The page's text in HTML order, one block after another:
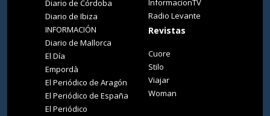
Diario de Córdoba
Diario de Ibiza
INFORMACIÓN
Diario de Mallorca
El Día
Empordà
El Periódico de Aragón
El Periódico de España
El Periódico
InformacionTV
Radio Levante
Revistas
Cuore
Stilo
Viajar
Woman